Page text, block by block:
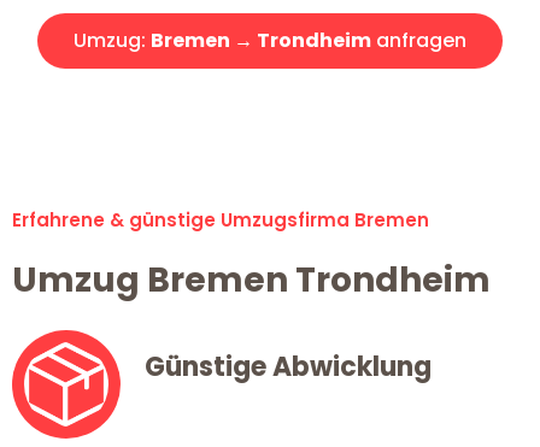
Umzug: Bremen → Trondheim anfragen
Erfahrene & günstige Umzugsfirma Bremen
Umzug Bremen Trondheim
Günstige Abwicklung